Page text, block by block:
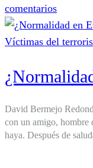
comentariosen
Crecí
en
Víctimas del
David Bermejo
con un amigo, hombre
haya. Después de